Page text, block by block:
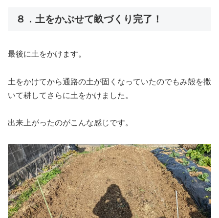
８．土をかぶせて畝づくり完了！
最後に土をかけます。
土をかけてから通路の土が固くなっていたのでもみ殻を撒
いて耕してさらに土をかけました。
出来上がったのがこんな感じです。